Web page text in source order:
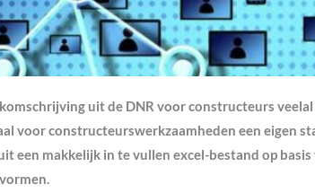
uit de DNR voor constructeurs
voor constructeurswerkzaamheden een eigen
een makkelijk in te vullen excel-bestand op